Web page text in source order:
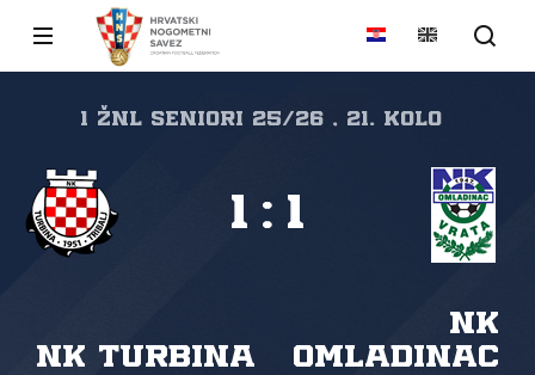
1 ŽNL SENIORI 25/26 , 21. kolo
NK Turbina
NK
Omladinac
1 : 1